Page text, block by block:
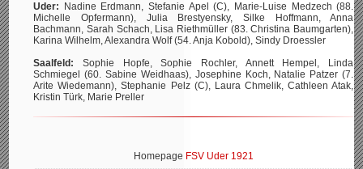
Uder:
Nadine Erdmann, Stefanie Apel (C), Marie-Luise Medzech (88.
Michelle Opfermann), Julia Brestyensky, Silke Hoffmann, Anna
Bachmann, Sarah Schach, Lisa Riethmüller (83. Christina Baumgarten),
Karina Wilhelm, Alexandra Wolf (54. Anja Kobold), Sindy Droessler
Saalfeld: Sophie Hopfe, Sophie Rochler, Annett Hempel, Linda
Schmiegel (60. Sabine Weidhaas), Josephine Koch, Natalie Patzer (7.
Arite Wiedemann), Stephanie Pelz (C), Laura Chmelik, Cathleen Atak,
Kristin Türk, Marie Preller
Homepage FSV Uder 1921